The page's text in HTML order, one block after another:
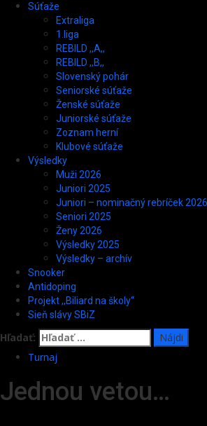
Súťaže
Extraliga
1.liga
REBILD ,,A,,
REBILD ,,B,,
Slovenský pohár
Seniorské súťaže
Ženské súťaže
Juniorské súťaže
Zoznam herní
Klubové súťaže
Výsledky
Muži 2026
Juniori 2025
Juniori – nominačný rebríček 2026
Seniori 2025
Ženy 2026
Výsledky 2025
Výsledky – archív
Snooker
Antidoping
Projekt ,,Biliard na školy“
Sieň slávy SBiZ
Hľadať:
Turnaj
Jednou vetou…